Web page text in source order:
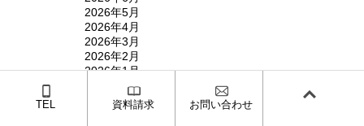
2026年5月
2026年4月
2026年3月
2026年2月
2026年1月
2025年12月
2025年11月
TEL 資料請求 お問い合わせ